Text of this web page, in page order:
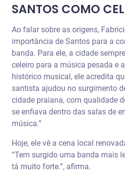
SANTOS COMO
Ao falar sobre as origens,
importância de Santos para a
banda. Para ele, a cidade
celeiro para a música pesada e
histórico musical, ele acredita
santista ajudou no surgimento
cidade praiana, com qualidade
se enfiava dentro das salas de
música.”
Hoje, ele vê a cena local
“Tem surgido uma banda mais
tá muito forte.”, afirma.